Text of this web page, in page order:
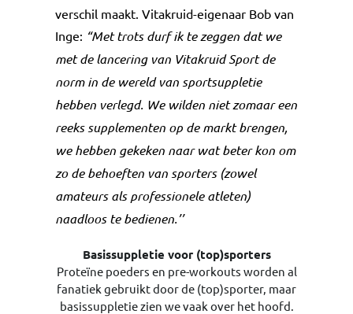
verschil maakt. Vitakruid-eigenaar Bob van
Inge: “Met trots durf ik te zeggen dat we
met de lancering van Vitakruid Sport de
norm in de wereld van sportsuppletie
hebben verlegd. We wilden niet zomaar een
reeks supplementen op de markt brengen,
we hebben gekeken naar wat beter kon om
zo de behoeften van sporters (zowel
amateurs als professionele atleten)
naadloos te bedienen.’’
Basissuppletie voor (top)sporters
Proteïne poeders en pre-workouts worden al
fanatiek gebruikt door de (top)sporter, maar
basissuppletie zien we vaak over het hoofd.